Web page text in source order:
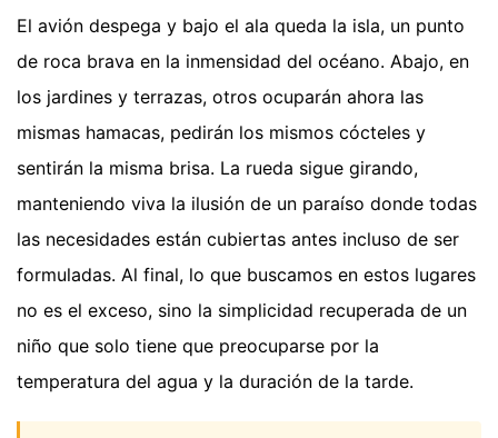
El avión despega y bajo el ala queda la isla, un punto
de roca brava en la inmensidad del océano. Abajo, en
los jardines y terrazas, otros ocuparán ahora las
mismas hamacas, pedirán los mismos cócteles y
sentirán la misma brisa. La rueda sigue girando,
manteniendo viva la ilusión de un paraíso donde todas
las necesidades están cubiertas antes incluso de ser
formuladas. Al final, lo que buscamos en estos lugares
no es el exceso, sino la simplicidad recuperada de un
niño que solo tiene que preocuparse por la
temperatura del agua y la duración de la tarde.